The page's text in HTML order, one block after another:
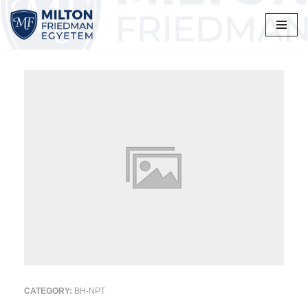
Skip
CATEGORY: BH-NPT